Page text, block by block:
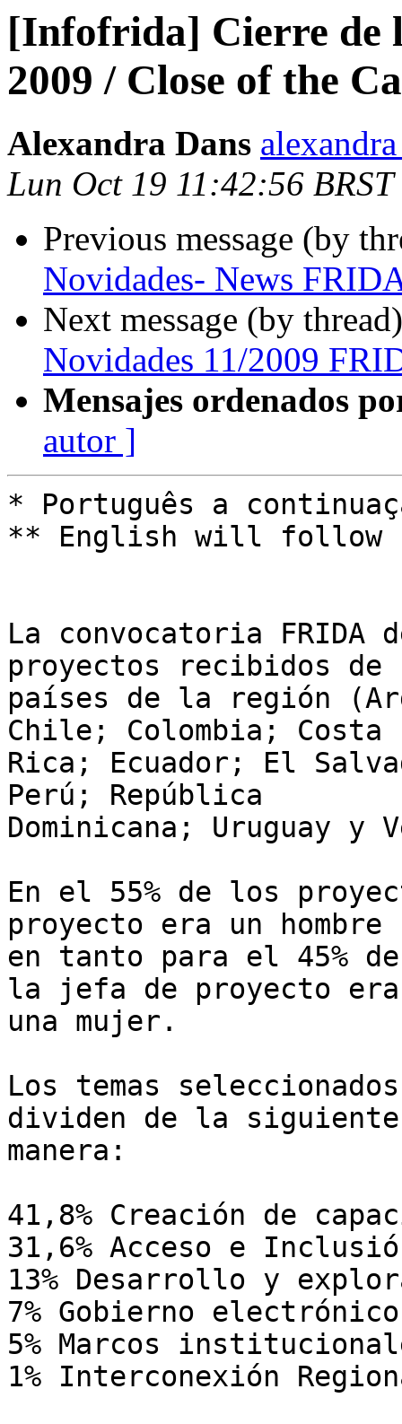
[Infofrida] Cierre de
2009 / Close of the
Alexandra Dans
Lun Oct 19 11:42:56
Previous message (by
Novidades- News
Next message (by
Novidades 11/2009
Mensajes ordenados
autor ]
* Português a
** English will follow
La convocatoria FRIDA
proyectos recibidos
países de la región
Chile; Colombia; Costa
Rica; Ecuador; El
Perú; República
Dominicana; Uruguay y
En el 55% de los
proyecto era un hombre
en tanto para el 45%
la jefa de proyecto
una mujer.
Los temas
dividen de la
manera:
41,8% Creación de
31,6% Acceso e
13% Desarrollo y
7% Gobierno electrónico
5% Marcos
1% Interconexión